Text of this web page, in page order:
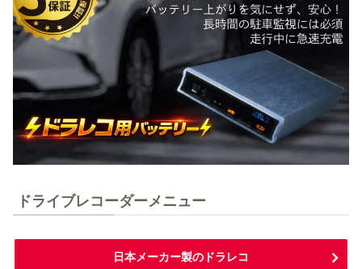
ドライブレコーダーメニュー
日本メーカー製のドラレコ